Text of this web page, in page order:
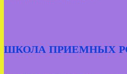
ШКОЛА ПРИЕМНЫХ